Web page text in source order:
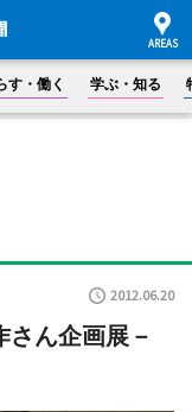
す・働く 学ぶ・知る
2012.06.20
さん企画展－